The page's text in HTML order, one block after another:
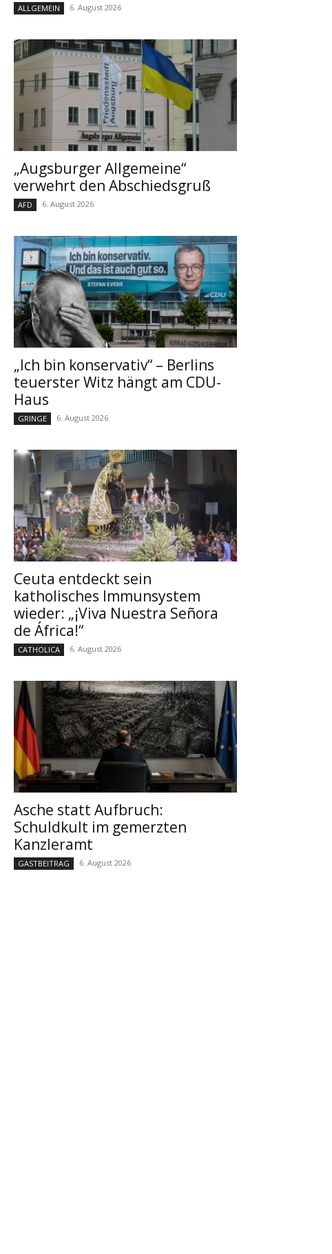
ALLGEMEIN 6. August 2026
„Augsburger Allgemeine“
verwehrt den Abschiedsgruß
AFD 6. August 2026
„Ich bin konservativ“ – Berlins
teuerster Witz hängt am CDU-
Haus
GRINGE 6. August 2026
Ceuta entdeckt sein
katholisches Immunsystem
wieder: „¡Viva Nuestra Señora
de África!“
CATHOLICA 6. August 2026
Asche statt Aufbruch:
Schuldkult im gemerzten
Kanzleramt
GASTBEITRAG 6. August 2026